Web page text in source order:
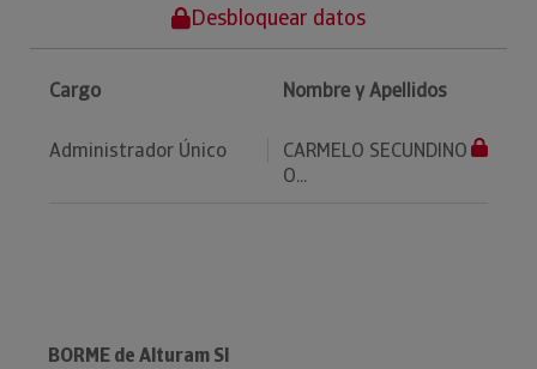
Desbloquear datos
Cargo Nombre y Apellidos
Administrador Único
CARMELO SECUNDINO
O...
BORME de Alturam Sl